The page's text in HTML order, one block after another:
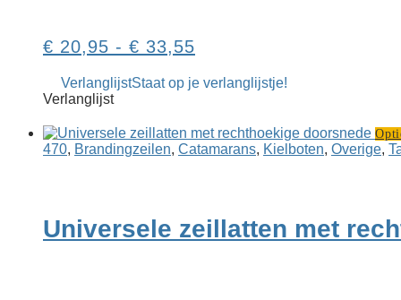
€ 20,95 - € 33,55
tot
VerlanglijstStaat op je verlanglijstje!
Verlanglijst
470, Branding­­­zeilen, Catamarans, Kielboten, Overige,
Universele zeillatten met